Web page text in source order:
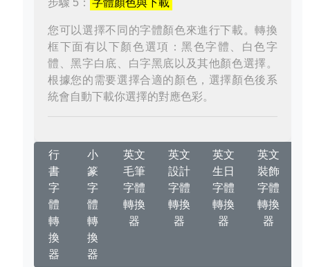
您可以選擇不同的字體顏色來進行下載。轉換
框下面有以下顏色選項：黑色字體、白色字
體、黑字白底、白字黑底以及其他顏色選擇。
根據您的需要選擇合適的顏色，選擇顏色後系
統會自動下載你選擇的對應色彩。
行
書
字
體
轉
換
器
小
篆
字
體
轉
換
器
英文
毛筆
字體
轉換
器
英文
設計
字體
轉換
器
英文
生日
字體
轉換
器
英文
裝飾
字體
轉換
器